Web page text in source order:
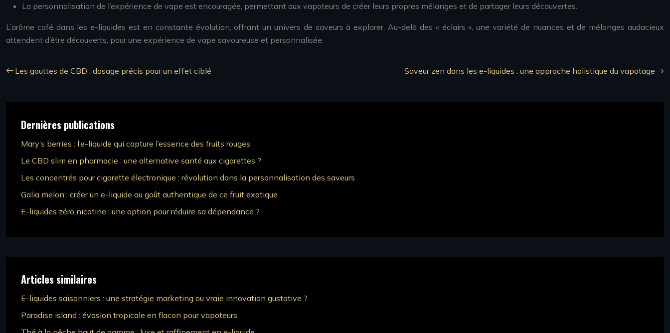
La personnalisation de l’expérience de vape est encouragée, permettant aux vapoteurs de créer leurs propres mélanges et de partager leurs découvertes.
L’arôme café dans les e-liquides est en constante évolution, offrant un univers de saveurs à explorer. Au-delà des « éclairs », une variété de nuances et de mélanges audacieux
attendent d’être découverts, pour une expérience de vape savoureuse et personnalisée.
Les gouttes de CBD : dosage précis pour un effet ciblé Saveur zen dans les e-liquides : une approche holistique du vapotage
Dernières publications
Mary’s berries : l’e-liquide qui capture l’essence des fruits rouges
Le CBD slim en pharmacie : une alternative santé aux cigarettes ?
Les concentrés pour cigarette électronique : révolution dans la personnalisation des saveurs
Galia melon : créer un e-liquide au goût authentique de ce fruit exotique
E-liquides zéro nicotine : une option pour réduire sa dépendance ?
Articles similaires
E-liquides saisonniers : une stratégie marketing ou vraie innovation gustative ?
Paradise island : évasion tropicale en flacon pour vapoteurs